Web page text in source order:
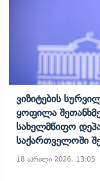
Ვიზიტების
Ყოფილა
Სახელმწიფო
Საქართველოში
18 აპრილი 2026, 13:05